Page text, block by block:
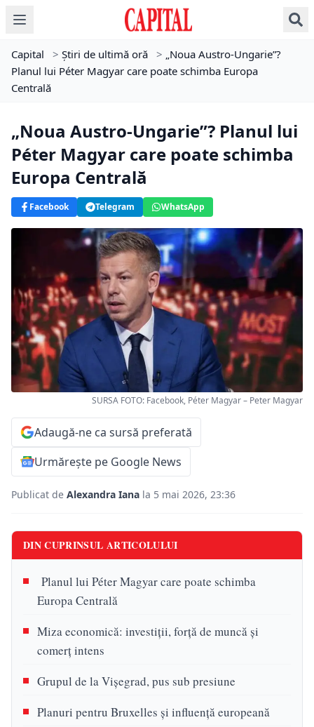
Capital > Știri de ultimă oră > „Noua Austro-Ungarie”?
Planul lui Péter Magyar care poate schimba Europa
Centrală
„Noua Austro-Ungarie”? Planul lui
Péter Magyar care poate schimba
Europa Centrală
Facebook Telegram WhatsApp
SURSA FOTO: Facebook, Péter Magyar – Peter Magyar
Adaugă-ne ca sursă preferată
Urmărește pe Google News
Publicat de Alexandra Iana la 5 mai 2026, 23:36
DIN CUPRINSUL ARTICOLULUI
Planul lui Péter Magyar care poate schimba
Europa Centrală
Miza economică: investiții, forță de muncă și
comerț intens
Grupul de la Vișegrad, pus sub presiune
Planuri pentru Bruxelles și influență europeană